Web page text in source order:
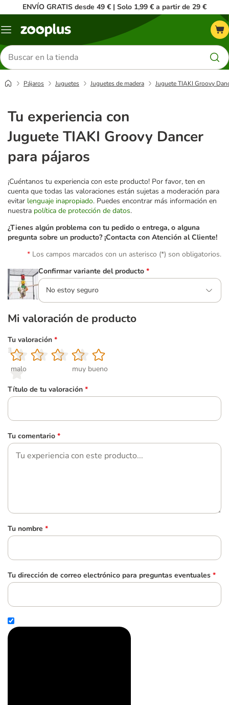
ENVÍO GRATIS desde 49 € | Solo 1,99 € a partir de 29 €
Menú
Buscar
productos
Pájaros Juguetes Juguetes de madera Juguete TIAKI Groovy
Tu experiencia con
Juguete TIAKI Groovy Dancer
para pájaros
¡Cuéntanos tu experiencia con este producto! Por favor, ten en
cuenta que todas las valoraciones están sujetas a moderación para
evitar lenguaje inapropiado. Puedes encontrar más información en
nuestra política de protección de datos.
¿Tienes algún problema con tu pedido o entrega, o alguna
pregunta sobre un producto? ¡Contacta con Atención al Cliente!
Los campos marcados con un asterisco (*) son obligatorios.
Confirmar variante del producto *
No estoy seguro
Mi valoración de producto
Tu valoración *
1
malo
2
3
4
5
muy bueno
Título de tu valoración *
Tu comentario *
Tu nombre *
Tu dirección de correo electrónico para preguntas eventuales *